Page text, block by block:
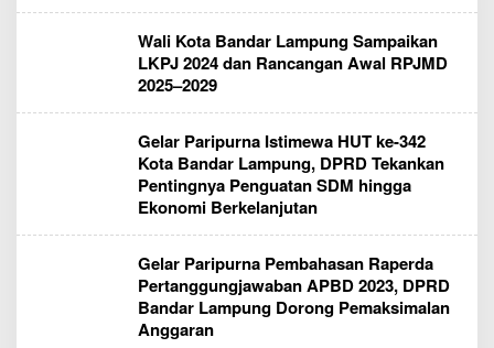
Wali Kota Bandar Lampung Sampaikan
LKPJ 2024 dan Rancangan Awal RPJMD
2025–2029
Gelar Paripurna Istimewa HUT ke-342
Kota Bandar Lampung, DPRD Tekankan
Pentingnya Penguatan SDM hingga
Ekonomi Berkelanjutan
Gelar Paripurna Pembahasan Raperda
Pertanggungjawaban APBD 2023, DPRD
Bandar Lampung Dorong Pemaksimalan
Anggaran